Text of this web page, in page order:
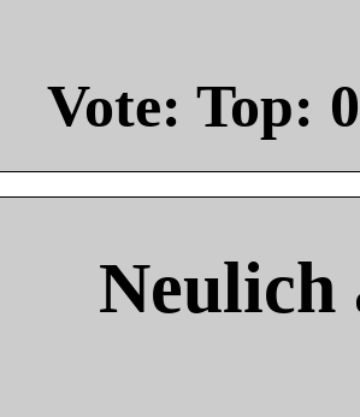
Vote: Top: 0
Neulich